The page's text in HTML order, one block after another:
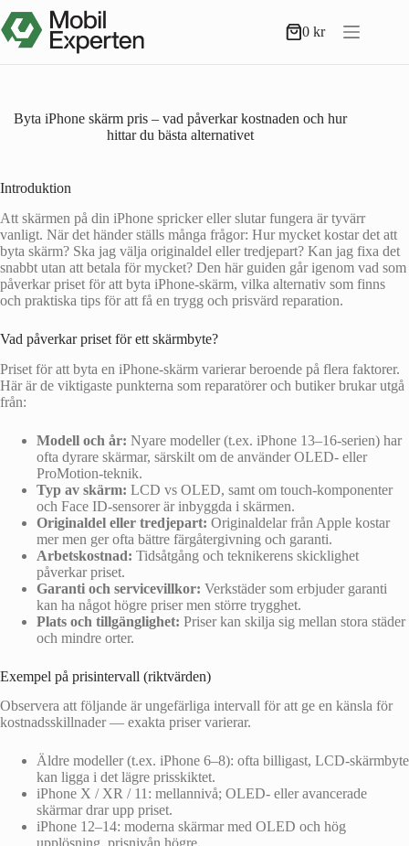
till
innehåll
Varukorg
0kr
Byta iPhone skärm pris – vad påverkar kostnaden och hur
hittar du bästa alternativet
Introduktion
Att skärmen på din iPhone spricker eller slutar fungera är tyvärr
vanligt. När det händer ställs många frågor: Hur mycket kostar det att
byta skärm? Ska jag välja originaldel eller tredjepart? Kan jag fixa det
snabbt utan att betala för mycket? Den här guiden går igenom vad som
påverkar priset för att byta iPhone-skärm, vilka alternativ som finns
och praktiska tips för att få en trygg och prisvärd reparation.
Vad påverkar priset för ett skärmbyte?
Priset för att byta en iPhone-skärm varierar beroende på flera faktorer.
Här är de viktigaste punkterna som reparatörer och butiker brukar utgå
från:
Modell och år: Nyare modeller (t.ex. iPhone 13–16-serien) har
ofta dyrare skärmar, särskilt om de använder OLED- eller
ProMotion-teknik.
Typ av skärm: LCD vs OLED, samt om touch-komponenter
och Face ID-sensorer är inbyggda i skärmen.
Originaldel eller tredjepart: Originaldelar från Apple kostar
mer men ger ofta bättre färgåtergivning och garanti.
Arbetskostnad: Tidsåtgång och teknikerens skicklighet
påverkar priset.
Garanti och servicevillkor: Verkstäder som erbjuder garanti
kan ha något högre priser men större trygghet.
Plats och tillgänglighet: Priser kan skilja sig mellan stora städer
och mindre orter.
Exempel på prisintervall (riktvärden)
Observera att följande är ungefärliga intervall för att ge en känsla för
kostnadsskillnader — exakta priser varierar.
Äldre modeller (t.ex. iPhone 6–8): ofta billigast, LCD-skärmbyte
kan ligga i det lägre prisskiktet.
iPhone X / XR / 11: mellannivå; OLED- eller avancerade
skärmar drar upp priset.
iPhone 12–14: moderna skärmar med OLED och hög